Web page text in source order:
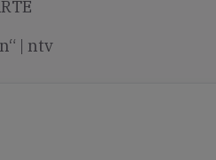
| ntv